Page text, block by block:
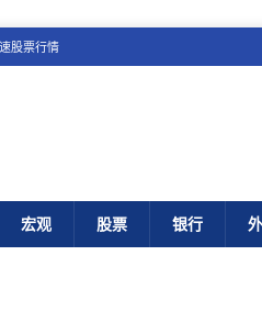
股票行情
宏观 股票 银行